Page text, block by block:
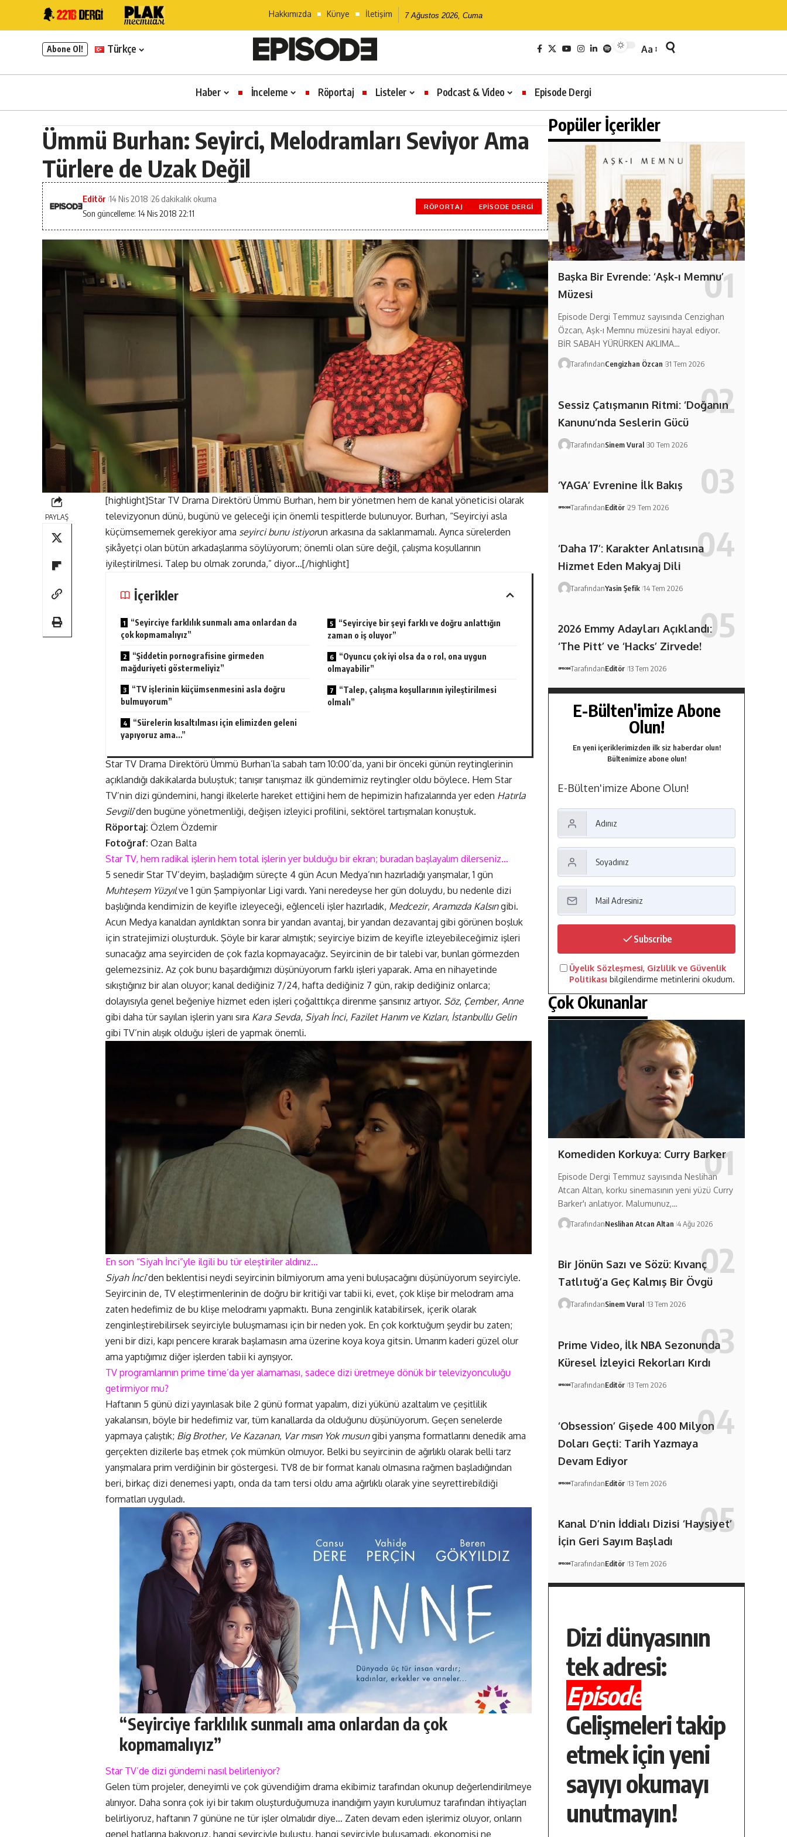
Hakkımızda Künye İletişim 7 Ağustos 2026, Cuma
Abone Ol! Türkçe Aa
Haber İnceleme Röportaj Listeler Podcast & Video Episode Dergi
Ümmü Burhan: Seyirci, Melodramları Seviyor Ama
Türlere de Uzak Değil
Son güncelleme: 14 Nis 2018 22:11
Editör 14 Nis 2018 26 dakikalık okuma
RÖPORTAJ EPISODE DERGI
PAYLAŞ
[highlight]Star TV Drama Direktörü Ümmü Burhan, hem bir yönetmen hem de kanal yöneticisi olarak
televizyonun dünü, bugünü ve geleceği için önemli tespitlerde bulunuyor. Burhan, “Seyirciyi asla
küçümsememek gerekiyor ama seyirci bunu istiyorun arkasına da saklanmamalı. Ayrıca sürelerden
şikâyetçi olan bütün arkadaşlarıma söylüyorum; önemli olan süre değil, çalışma koşullarının
iyileştirilmesi. Talep bu olmak zorunda,” diyor…[/highlight]
İçerikler
“Seyirciye farklılık sunmalı ama onlardan da
çok kopmamalıyız”
“Şiddetin pornografisine girmeden
mağduriyeti göstermeliyiz”
“TV işlerinin küçümsenmesini asla doğru
bulmuyorum”
“Sürelerin kısaltılması için elimizden geleni
yapıyoruz ama…”
“Seyirciye bir şeyi farklı ve doğru anlattığın
zaman o iş oluyor”
“Oyuncu çok iyi olsa da o rol, ona uygun
olmayabilir”
“Talep, çalışma koşullarının iyileştirilmesi
olmalı”
Star TV Drama Direktörü Ümmü Burhan’la sabah tam 10:00’da, yani bir önceki günün reytinglerinin
açıklandığı dakikalarda buluştuk; tanışır tanışmaz ilk gündemimiz reytingler oldu böylece. Hem Star
TV’nin dizi gündemini, hangi ilkelerle hareket ettiğini hem de hepimizin hafızalarında yer eden Hatırla
Sevgili‘den bugüne yönetmenliği, değişen izleyici profilini, sektörel tartışmaları konuştuk.
Röportaj: Özlem Özdemir
Fotoğraf: Ozan Balta
Star TV, hem radikal işlerin hem total işlerin yer bulduğu bir ekran; buradan başlayalım dilerseniz…
5 senedir Star TV’deyim, başladığım süreçte 4 gün Acun Medya’nın hazırladığı yarışmalar, 1 gün
Muhteşem Yüzyılve 1 gün Şampiyonlar Ligi vardı. Yani neredeyse her gün doluydu, bu nedenle dizi
başlığında kendimizin de keyifle izleyeceği, eğlenceli işler hazırladık, Medcezir, Aramızda Kalsıngibi.
Acun Medya kanaldan ayrıldıktan sonra bir yandan avantaj, bir yandan dezavantaj gibi görünen boşluk
için stratejimizi oluşturduk. Şöyle bir karar almıştık; seyirciye bizim de keyifle izleyebileceğimiz işleri
sunacağız ama seyirciden de çok fazla kopmayacağız. Seyircinin de bir talebi var, bunları görmezden
gelemezsiniz. Az çok bunu başardığımızı düşünüyorum farklı işleri yaparak. Ama en nihayetinde
sıkıştığınız bir alan oluyor; kanal dediğiniz 7/24, hafta dediğiniz 7 gün, rakip dediğiniz onlarca;
dolayısıyla genel beğeniye hizmet eden işleri çoğalttıkça direnme şansınız artıyor. Söz, Çember, Anne
gibi daha tür sayılan işlerin yanı sıra Kara Sevda, Siyah İnci, Fazilet Hanım ve Kızları, İstanbullu Gelin
gibi TV’nin alışık olduğu işleri de yapmak önemli.
En son “Siyah İnci”yle ilgili bu tür eleştiriler aldınız…
Siyah İnci‘den beklentisi neydi seyircinin bilmiyorum ama yeni buluşacağını düşünüyorum seyirciyle.
Seyircinin de, TV eleştirmenlerinin de doğru bir kritiği var tabii ki, evet, çok klişe bir melodram ama
zaten hedefimiz de bu klişe melodramı yapmaktı. Buna zenginlik katabilirsek, içerik olarak
zenginleştirebilirsek seyirciyle buluşmaması için bir neden yok. En çok korktuğum şeydir bu zaten;
yeni bir dizi, kapı pencere kırarak başlamasın ama üzerine koya koya gitsin. Umarım kaderi güzel olur
ama yaptığımız diğer işlerden tabii ki ayrışıyor.
TV programlarının prime time’da yer alamaması, sadece dizi üretmeye dönük bir televizyonculuğu
getirmiyor mu?
Haftanın 5 günü dizi yayınlasak bile 2 günü format yapalım, dizi yükünü azaltalım ve çeşitlilik
yakalansın, böyle bir hedefimiz var, tüm kanallarda da olduğunu düşünüyorum. Geçen senelerde
yapmaya çalıştık; Big Brother, Ve Kazanan, Var mısın Yok musungibi yarışma formatlarını denedik ama
gerçekten dizilerle baş etmek çok mümkün olmuyor. Belki bu seyircinin de ağırlıklı olarak belli tarz
yarışmalara prim verdiğinin bir göstergesi. TV8 de bir format kanalı olmasına rağmen başladığından
beri, birkaç dizi denemesi yaptı, onda da tam tersi oldu ama ağırlıklı olarak yine seyrettirebildiği
formatları uyguladı.
“Seyirciye farklılık sunmalı ama onlardan da çok
kopmamalıyız”
Star TV’de dizi gündemi nasıl belirleniyor?
Gelen tüm projeler, deneyimli ve çok güvendiğim drama ekibimiz tarafından okunup değerlendirilmeye
alınıyor. Daha sonra çok iyi bir takım oluşturduğumuza inandığım yayın kurulumuz tarafından ihtiyaçları
belirliyoruz, haftanın 7 gününe ne tür işler olmalıdır diye… Zaten devam eden işlerimiz oluyor, onların
genel hatlarına bakıyoruz, hangi seyirciyle buluştu, hangi seyirciyle buluşamadı, ekonomisi ne
Popüler İçerikler
Başka Bir Evrende: ‘Aşk-ı Memnu’
Müzesi
Episode Dergi Temmuz sayısında Cenzighan
Özcan, Aşk-ı Memnu müzesini hayal ediyor.
BİR SABAH YÜRÜRKEN AKLIMA…
TarafındanCengizhan Özcan 31 Tem 2026
Sessiz Çatışmanın Ritmi: ‘Doğanın
Kanunu’nda Seslerin Gücü
TarafındanSinem Vural 30 Tem 2026
‘YAGA’ Evrenine İlk Bakış
TarafındanEditör 29 Tem 2026
‘Daha 17’: Karakter Anlatısına
Hizmet Eden Makyaj Dili
TarafındanYasin Şefik 14 Tem 2026
2026 Emmy Adayları Açıklandı:
‘The Pitt’ ve ‘Hacks’ Zirvede!
TarafındanEditör 13 Tem 2026
E-Bülten'imize Abone
Olun!
En yeni içeriklerimizden ilk siz haberdar olun!
Bültenimize abone olun!
E-Bülten'imize Abone Olun!
Subscribe
Üyelik Sözleşmesi, Gizlilik ve Güvenlik
Politikası bilgilendirme metinlerini okudum.
Çok Okunanlar
Komediden Korkuya: Curry Barker
Episode Dergi Temmuz sayısında Neslihan
Atcan Altan, korku sinemasının yeni yüzü Curry
Barker'ı anlatıyor. Malumunuz,…
TarafındanNeslihan Atcan Altan 4 Ağu 2026
Bir Jönün Sazı ve Sözü: Kıvanç
Tatlıtuğ’a Geç Kalmış Bir Övgü
TarafındanSinem Vural 13 Tem 2026
Prime Video, İlk NBA Sezonunda
Küresel İzleyici Rekorları Kırdı
TarafındanEditör 13 Tem 2026
‘Obsession’ Gişede 400 Milyon
Doları Geçti: Tarih Yazmaya
Devam Ediyor
TarafındanEditör 13 Tem 2026
Kanal D’nin İddialı Dizisi ‘Haysiyet’
İçin Geri Sayım Başladı
TarafındanEditör 13 Tem 2026
Dizi dünyasının
tek adresi:
Episode
Gelişmeleri takip
etmek için yeni
sayıyı okumayı
unutmayın!